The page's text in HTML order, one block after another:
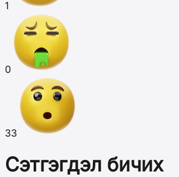
1
0
33
Сэтгэгдэл бичих